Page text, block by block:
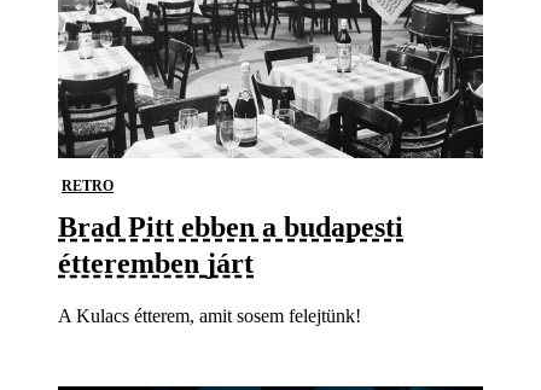
RETRO
Brad Pitt ebben a budapesti
étteremben járt
A Kulacs étterem, amit sosem felejtünk!